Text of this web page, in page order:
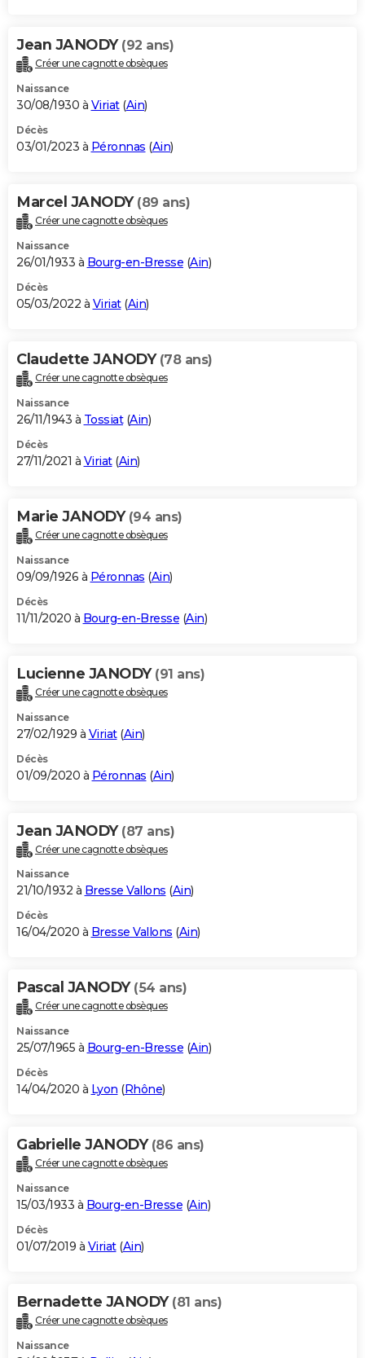
Jean JANODY (92 ans)
Créer une cagnotte obsèques
Naissance
30/08/1930 à Viriat(Ain)
Décès
03/01/2023 à Péronnas (Ain)
Marcel JANODY (89 ans)
Créer une cagnotte obsèques
Naissance
26/01/1933 à Bourg-en-Bresse (Ain)
Décès
05/03/2022 à Viriat(Ain)
Claudette JANODY (78 ans)
Créer une cagnotte obsèques
Naissance
26/11/1943 à Tossiat(Ain)
Décès
27/11/2021 à Viriat(Ain)
Marie JANODY (94 ans)
Créer une cagnotte obsèques
Naissance
09/09/1926 à Péronnas (Ain)
Décès
11/11/2020 à Bourg-en-Bresse (Ain)
Lucienne JANODY (91 ans)
Créer une cagnotte obsèques
Naissance
27/02/1929 à Viriat(Ain)
Décès
01/09/2020 à Péronnas (Ain)
Jean JANODY (87 ans)
Créer une cagnotte obsèques
Naissance
21/10/1932 à Bresse Vallons (Ain)
Décès
16/04/2020 à Bresse Vallons (Ain)
Pascal JANODY (54 ans)
Créer une cagnotte obsèques
Naissance
25/07/1965 à Bourg-en-Bresse (Ain)
Décès
14/04/2020 à Lyon (Rhône)
Gabrielle JANODY (86 ans)
Créer une cagnotte obsèques
Naissance
15/03/1933 à Bourg-en-Bresse (Ain)
Décès
01/07/2019 à Viriat(Ain)
Bernadette JANODY (81 ans)
Créer une cagnotte obsèques
Naissance